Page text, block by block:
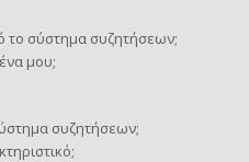
το σύστημα συζητήσεων;
μου;
συζητήσεων;